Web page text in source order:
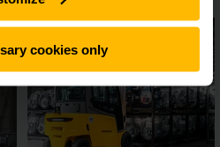
cookies only